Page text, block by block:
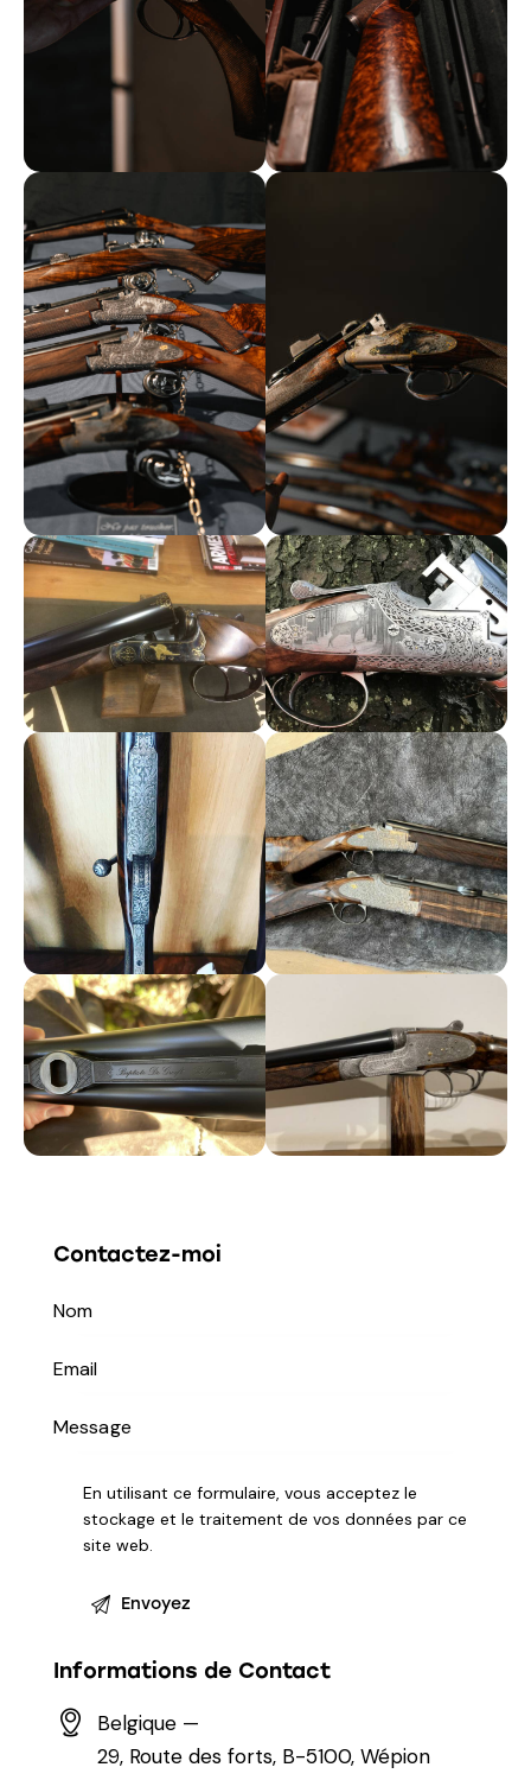
Contactez-moi
En utilisant ce formulaire, vous acceptez le
stockage et le traitement de vos données par ce
site web.
Informations de Contact
Belgique —
29, Route des forts, B-5100, Wépion